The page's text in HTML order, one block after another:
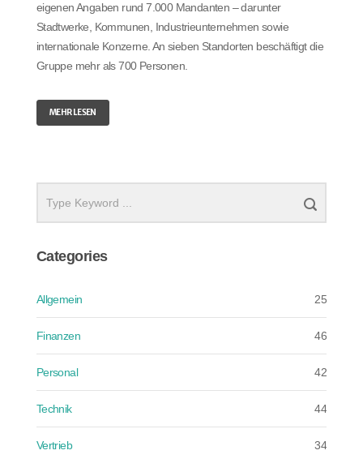
eigenen Angaben rund 7.000 Mandanten – darunter
Stadtwerke, Kommunen, Industrieunternehmen sowie
internationale Konzerne. An sieben Standorten beschäftigt die
Gruppe mehr als 700 Personen.
MEHR LESEN
Categories
Allgemein 25
Finanzen 46
Personal 42
Technik 44
Vertrieb 34